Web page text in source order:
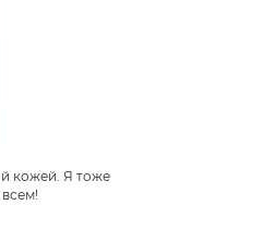
кожей. Я тоже